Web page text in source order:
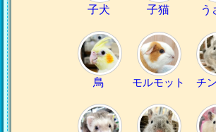
子犬 子猫 う
鳥 モルモット チ